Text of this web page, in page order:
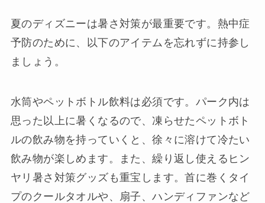
夏のディズニーは暑さ対策が最重要です。熱中症
予防のために、以下のアイテムを忘れずに持参し
ましょう。
水筒やペットボトル飲料は必須です。パーク内は
思った以上に暑くなるので、凍らせたペットボト
ルの飲み物を持っていくと、徐々に溶けて冷たい
飲み物が楽しめます。また、繰り返し使えるヒン
ヤリ暑さ対策グッズも重宝します。首に巻くタイ
プのクールタオルや、扇子、ハンディファンなど